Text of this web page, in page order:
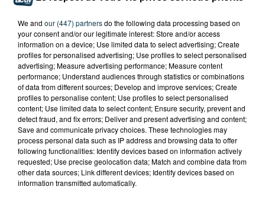
TITRES DIFFUSÉS
We and our (447) partnersdo the following data processing based on
your consent and/or our legitimate interest: Store and/or access
information on a device; Use limited data to select advertising; Create
profiles for personalised advertising; Use profiles to select personalised
advertising; Measure advertising performance; Measure content
performance; Understand audiences through statistics or combinations
of data from different sources; Develop and improve services; Create
profiles to personalise content; Use profiles to select personalised
content; Use limited data to select content; Ensure security, prevent and
detect fraud, and fix errors; Deliver and present advertising and content;
Save and communicate privacy choices. These technologies may
process personal data such as IP address and browsing data to offer
following functionalities: Identify devices based on information actively
requested; Use precise geolocation data; Match and combine data from
other data sources; Link different devices; Identify devices based on
information transmitted automatically.